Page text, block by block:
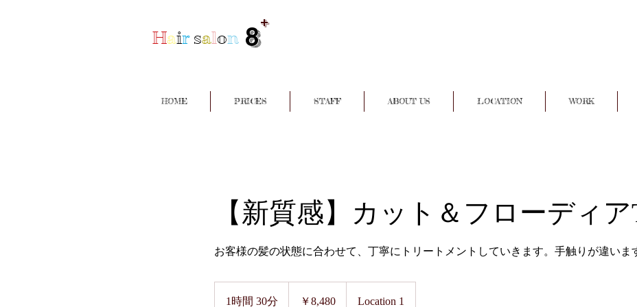
8
Hairsalon
+
HOME PRICES STAFF ABOUT US LOCATION WORK
【新質感】カット＆フローディ
お客様の髪の状態に合わせて、丁寧にトリートメントしていきます。手触りが違いま
1時間 30分 ￥8,480 Location 1